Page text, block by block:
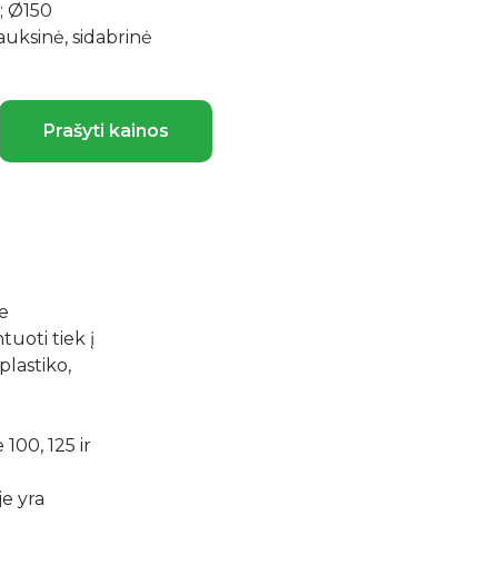
Ø150
sidabrinė
Prašyti kainos
tiek į
125 ir
yra